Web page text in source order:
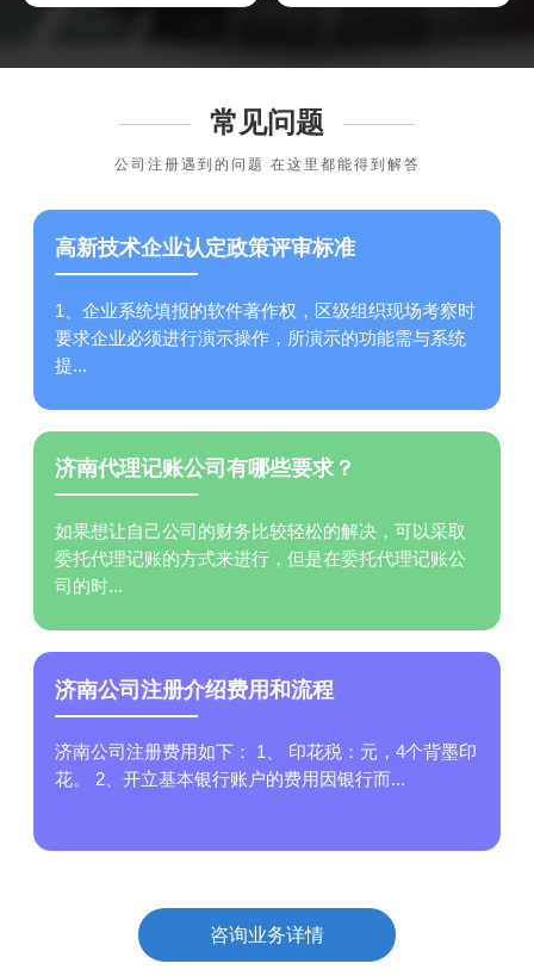
常见问题
公司注册遇到的问题 在这里都能得到解答
高新技术企业认定政策评审标准
1、企业系统填报的软件著作权，区级组织现场考察时
要求企业必须进行演示操作，所演示的功能需与系统
提...
济南代理记账公司有哪些要求？
如果想让自己公司的财务比较轻松的解决，可以采取
委托代理记账的方式来进行，但是在委托代理记账公
司的时...
济南公司注册介绍费用和流程
济南公司注册费用如下： 1、 印花税：元，4个背墨印
花。 2、开立基本银行账户的费用因银行而...
咨询业务详情